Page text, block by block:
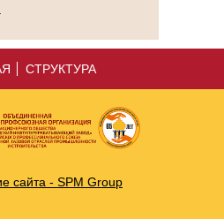
СТРУКТУРА
сайта - SPM Group